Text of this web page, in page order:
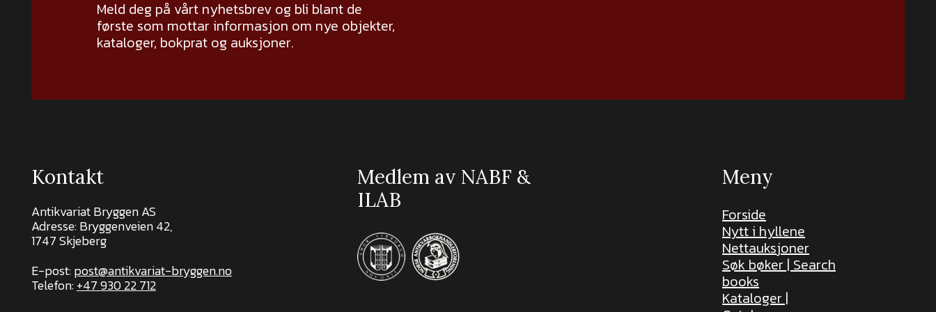
Meld deg på vårt nyhetsbrev og bli blant de
første som mottar informasjon om nye objekter,
kataloger, bokprat og auksjoner.
Kontakt
Antikvariat Bryggen AS
Adresse: Bryggenveien 42,
1747 Skjeberg
E-post:post@antikvariat-bryggen.no
Telefon:+47 930 22 712
Medlem av NABF &
ILAB
Meny
Forside
Nytt i hyllene
Nettauksjoner
Søk bøker | Search
books
Kataloger |